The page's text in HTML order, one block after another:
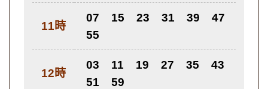
11時
07 15 23 31 39
47
55
12時
03 11 19 27 35
43
51
59